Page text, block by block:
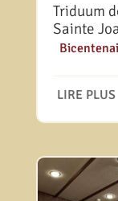
Triduum
Sainte
LIRE PLUS